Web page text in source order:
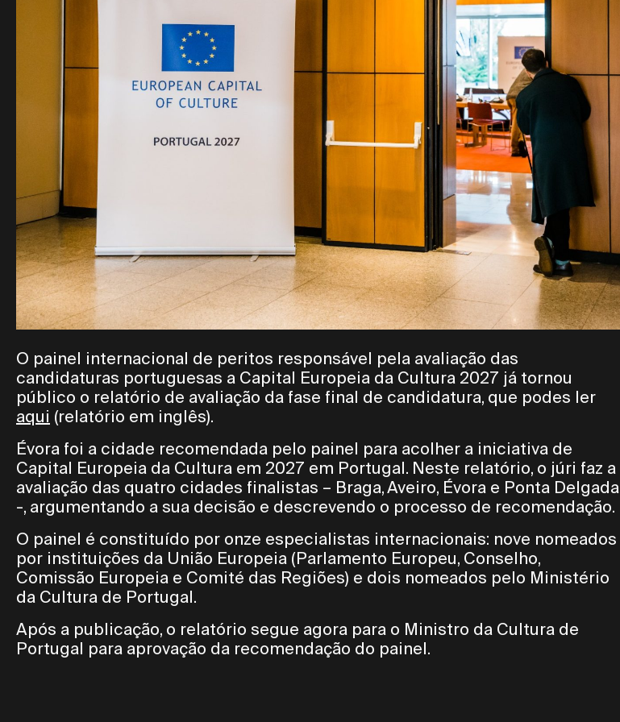
O painel internacional de peritos responsável pela avaliação das
candidaturas portuguesas a Capital Europeia da Cultura 2027 já tornou
público o relatório de avaliação da fase final de candidatura, que podes ler
aqui (relatório em inglês).
Évora foi a cidade recomendada pelo painel para acolher a iniciativa de
Capital Europeia da Cultura em 2027 em Portugal. Neste relatório, o júri faz a
avaliação das quatro cidades finalistas – Braga, Aveiro, Évora e Ponta Delgada
-, argumentando a sua decisão e descrevendo o processo de recomendação.
O painel é constituído por onze especialistas internacionais: nove nomeados
por instituições da União Europeia (Parlamento Europeu, Conselho,
Comissão Europeia e Comité das Regiões) e dois nomeados pelo Ministério
da Cultura de Portugal.
Após a publicação, o relatório segue agora para o Ministro da Cultura de
Portugal para aprovação da recomendação do painel.